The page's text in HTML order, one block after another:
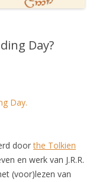
Day?
Day.
doorthe Tolkien
en werk van J.R.R.
(voor)lezen van